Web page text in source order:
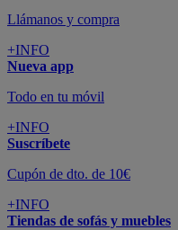
Llámanos y compra
+INFO
Nueva app
Todo en tu móvil
+INFO
Suscríbete
Cupón de dto. de 10€
+INFO
Tiendas de sofás y muebles